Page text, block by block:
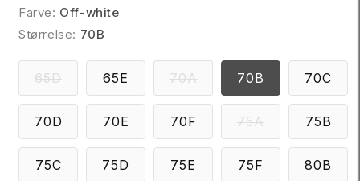
l
p
Farve: Off-white
Størrelse: 70B
65DVARIANTEN
UDSOLGT
ELLER
UTILGÆNGELIG
65E 70AVARIANTEN
UDSOLGT
ELLER
UTILGÆNGELIG
70B 70C
70D 70E 70F 75AVARIANTEN
UDSOLGT
ELLER
75B
75C 75D 75E 75F 80B